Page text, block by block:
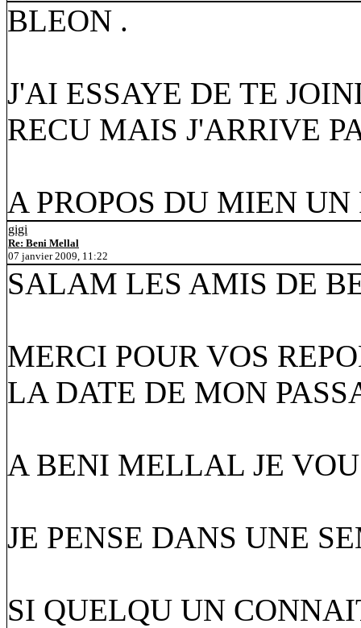
BLEON .
J'AI ESSAYE DE TE
RECU MAIS J'ARRIVE
A PROPOS DU MIEN
gigi
Re: Beni Mellal
07 janvier 2009, 11:22
SALAM LES AMIS DE
MERCI POUR VOS
LA DATE DE MON
A BENI MELLAL JE
JE PENSE DANS UNE
SI QUELQU UN